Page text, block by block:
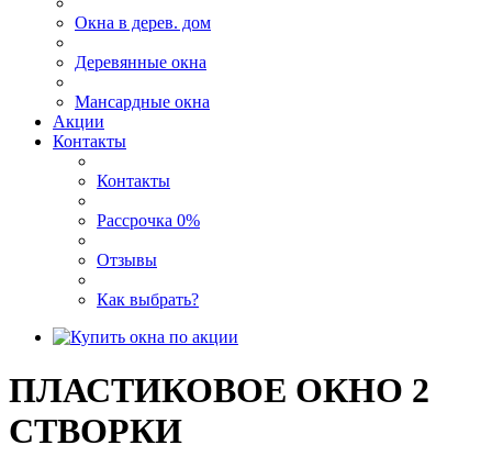
Окна в дерев. дом
Деревянные окна
Мансардные окна
Акции
Контакты
Контакты
Рассрочка 0%
Отзывы
Как выбрать?
ПЛАСТИКОВОЕ ОКНО 2
СТВОРКИ